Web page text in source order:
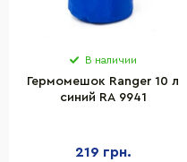
В наличии
Гермомешок Ranger 10 л
синий RA 9941
219 грн.